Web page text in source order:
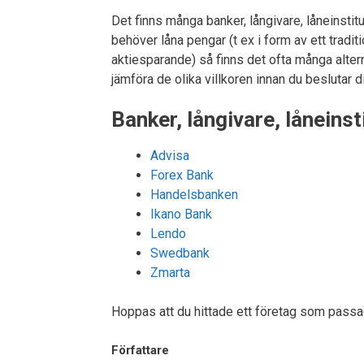
Det finns många banker, långivare,
behöver låna pengar (t ex i form av ett
aktiesparande) så finns det ofta många
jämföra de olika villkoren innan du beslutar
Banker, långivare,
Advisa
Forex Bank
Handelsbanken
Ikano Bank
Lendo
Swedbank
Zmarta
Hoppas att du hittade ett företag som
Författare